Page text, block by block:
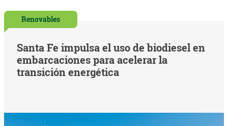
Renovables
Santa Fe impulsa el uso de biodiesel en
embarcaciones para acelerar la
transición energética